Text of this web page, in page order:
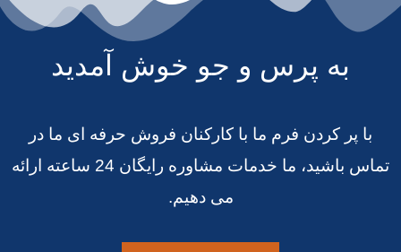
به پرس و جو خوش آمدید
با پر کردن فرم ما با کارکنان فروش حرفه ای ما در
تماس باشید، ما خدمات مشاوره رایگان 24 ساعته ارائه
می دهیم.